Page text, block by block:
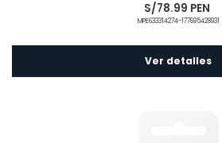
S/78.99 PEN
MPE633314274-177695428931
Ver detalles